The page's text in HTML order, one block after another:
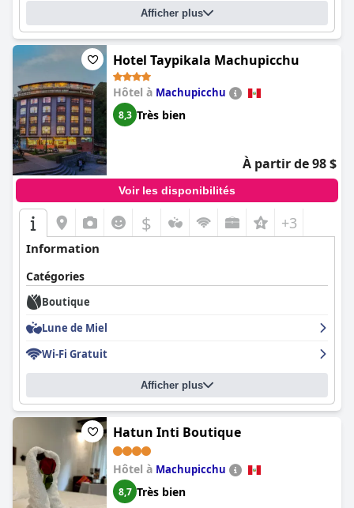
Afficher plus
Hotel Taypikala Machupicchu
Hôtel à Machupicchu
8,3 Très bien
À partir de 98 $
Voir les disponibilités
$ +3
Information
Catégories
Boutique
Lune de Miel
Wi-Fi Gratuit
Afficher plus
Hatun Inti Boutique
Hôtel à Machupicchu
8,7 Très bien